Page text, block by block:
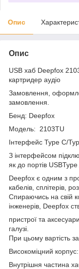
Опис
Опис
USB хаб Deepfox
картридер аудіо
Замовлення,
замовлення.
Бенд: Deepfox
Модель: 2103TU
Інтерфейс Type C/
З інтерфейсом
як до портів USBType
Deepfox є одним з
кабелів, сплітерів,
Спираючись на свій
інженерів, Deepfox
пристрої та
галузі.
При цьому вартість
Високоміцний корпус:
Внутрішня частина